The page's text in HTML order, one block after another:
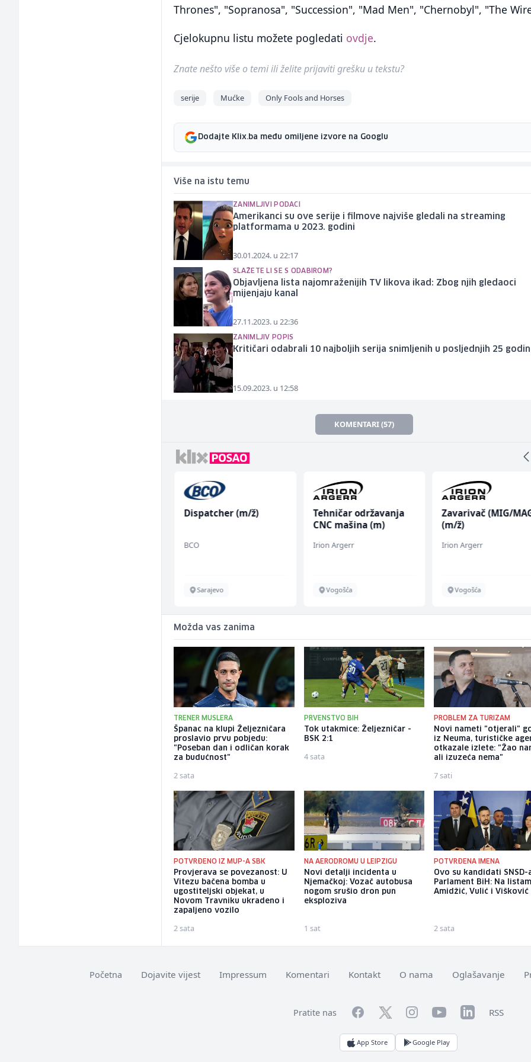
Thrones", "Sopranosa", "Succession", "Mad Men", "Chernobyl", "The
Cjelokupnu listu možete pogledati ovdje.
Znate nešto više o temi ili želite prijaviti grešku u tekstu?
serije Mućke Only Fools and Horses
Dodajte Klix.ba među omiljene izvore na Googlu
Više na istu temu
ZANIMLJIVI PODACI
Amerikanci su ove serije i filmove najviše gledali na streaming
platformama u 2023. godini
30.01.2024. u 22:17
SLAŽETE LI SE S ODABIROM?
Objavljena lista najomraženijih TV likova ikad: Zbog njih gledaoci
mijenjaju kanal
27.11.2023. u 22:36
ZANIMLJIV POPIS
Kritičari odabrali 10 najboljih serija snimljenih u posljednjih 25
15.09.2023. u 12:58
KOMENTARI (57)
Dispatcher (m/ž)
BCO
Sarajevo
Tehničar održavanja
CNC mašina (m)
Irion Argerr
Vogošća
Zavarivač (MIG/
(m/ž)
Irion Argerr
Vogošća
Možda vas zanima
TRENER MUSLERA
Španac na klupi Željezničara
proslavio prvu pobjedu:
"Poseban dan i odličan korak
za budućnost"
2 sata
PRVENSTVO BIH
Tok utakmice: Željezničar -
BSK 2:1
4 sata
PROBLEM ZA TURIZAM
Novi nameti "otjerali"
iz Neuma, turističke
otkazale izlete: "Žao
ali izuzeća nema"
7 sati
POTVRĐENO IZ MUP-A SBK
Provjerava se povezanost: U
Vitezu bačena bomba u
ugostiteljski objekat, u
Novom Travniku ukradeno i
zapaljeno vozilo
2 sata
NA AERODROMU U LEIPZIGU
Novi detalji incidenta u
Njemačkoj: Vozač autobusa
nogom srušio dron pun
eksploziva
1 sat
POTVRĐENA IMENA
Ovo su kandidati SNSD-
Parlament BiH: Na
Amidžić, Vulić i Višković
2 sata
Početna Dojavite vijest Impressum Komentari Kontakt O nama Oglašavanje
Pratite nas FacebookTwitterInstagramYouTubeLinkedInRSS
App Store Google Play